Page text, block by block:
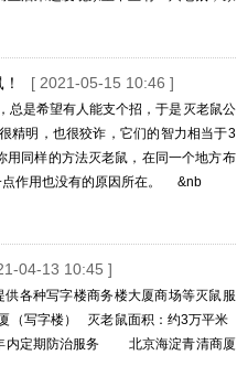
[ 2021-05-15 10:46 ]
是希望有人能支个招，于是灭老鼠公
精明，也很狡诈，它们的智力相当于3
同样的方法灭老鼠，在同一个地方布
点作用也没有的原因所在。 &nb
04-13 10:45 ]
供各种写字楼商务楼大厦商场等灭鼠服
（写字楼） 灭老鼠面积：约3万平米
年内定期防治服务 北京海淀青清商厦